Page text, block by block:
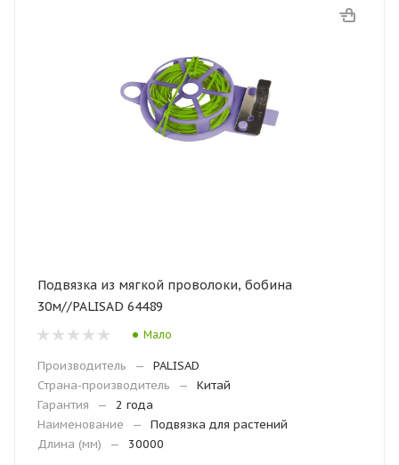
Подвязка из мягкой проволоки, бобина
30м//PALISAD 64489
Мало
Производитель —
PALISAD
Страна-производитель
—
Китай
Гарантия
—
2 года
Наименование
—
Подвязка для растений
Длина (мм)
— 30000